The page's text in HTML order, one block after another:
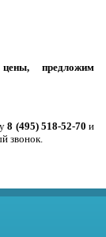
предложим
8 (495) 518-52-70 и
звонок.